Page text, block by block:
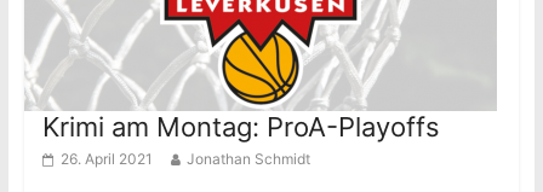
Krimi am Montag: ProA-Playoffs
26. April 2021 Jonathan Schmidt